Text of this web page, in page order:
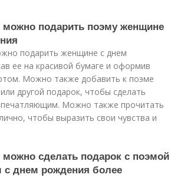
можно подарить поэму женщине
подарить женщине с днем
ее на красивой бумаге и оформив
Можно также добавить к поэме
другой подарок, чтобы сделать
Можно также прочитать
чтобы выразить свои чувства и
можно сделать подарок с поэмой
днем рождения более